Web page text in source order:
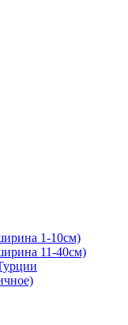
1-10см)
11-40см)